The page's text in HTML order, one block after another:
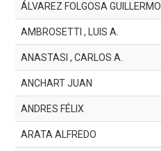
ÁLVAREZ FOLGOSA GUILLERMO
AMBROSETTI , LUIS A.
ANASTASI , CARLOS A.
ANCHART JUAN
ANDRES FÉLIX
ARATA ALFREDO